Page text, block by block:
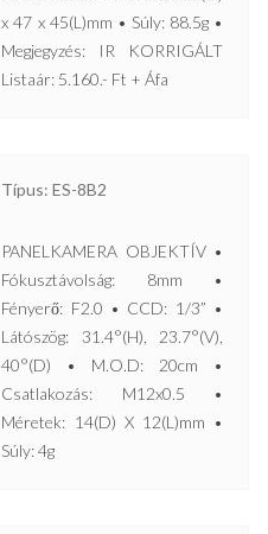
x 47 x 45(L)mm • Súly: 88.5g •
Megjegyzés: IR KORRIGÁLT
Listaár: 5.160.- Ft + Áfa
Típus: ES-8B2
PANELKAMERA OBJEKTÍV •
Fókusztávolság: 8mm •
Fényerő: F2.0 • CCD: 1/3” •
Látószög: 31.4°(H), 23.7°(V),
40°(D) • M.O.D: 20cm •
Csatlakozás: M12x0.5 •
Méretek: 14(D) X 12(L)mm •
Súly: 4g